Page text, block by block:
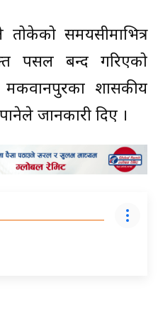
समयसीमाभित्र
पसल बन्द गरिएको
मकवानपुरका प्रशासकीय
जानकारी दिए ।